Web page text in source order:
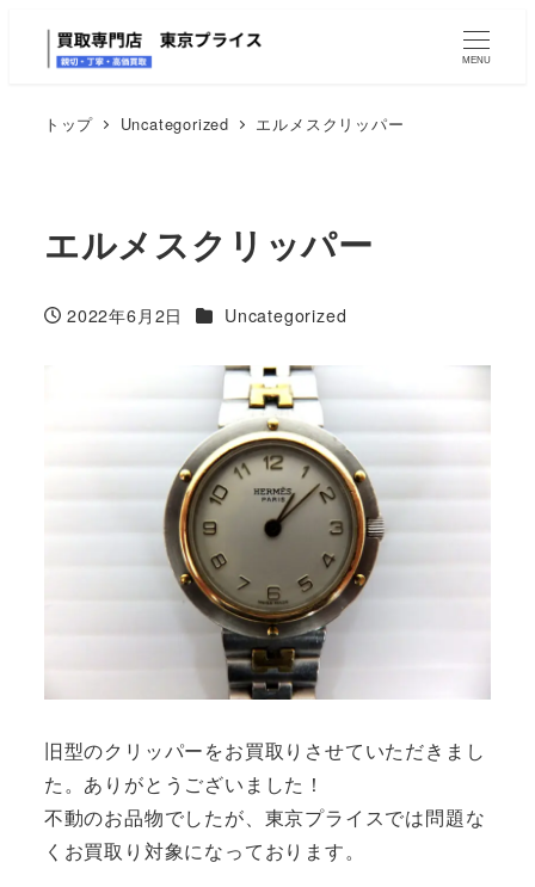
MENU
トップ Uncategorized エルメスクリッパー
エルメスクリッパー
投稿日
2022年6月2日 カテゴリー
Uncategorized
旧型のクリッパーをお買取りさせていただきまし
た。ありがとうございました！
不動のお品物でしたが、東京プライスでは問題な
くお買取り対象になっております。